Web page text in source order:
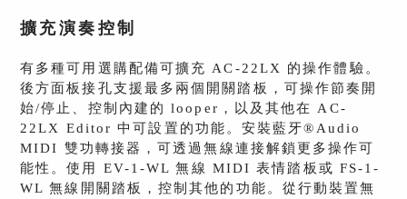
擴充演奏控制
有多種可用選購配備可擴充 AC-22LX 的操作體驗。
後方面板接孔支援最多兩個開關踏板，可操作節奏開
始/停止、控制內建的 looper，以及其他在 AC-
22LX Editor 中可設置的功能。安裝藍牙®Audio
MIDI 雙功轉接器，可透過無線連接解鎖更多操作可
能性。使用 EV-1-WL 無線 MIDI 表情踏板或 FS-1-
WL 無線開關踏板，控制其他的功能。從行動裝置無